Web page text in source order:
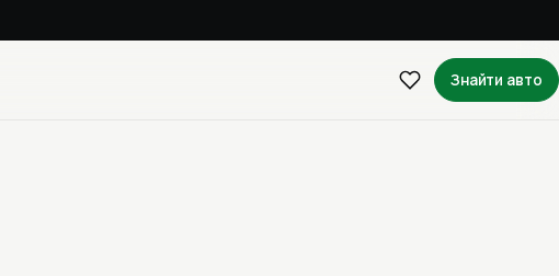
Знайти авто